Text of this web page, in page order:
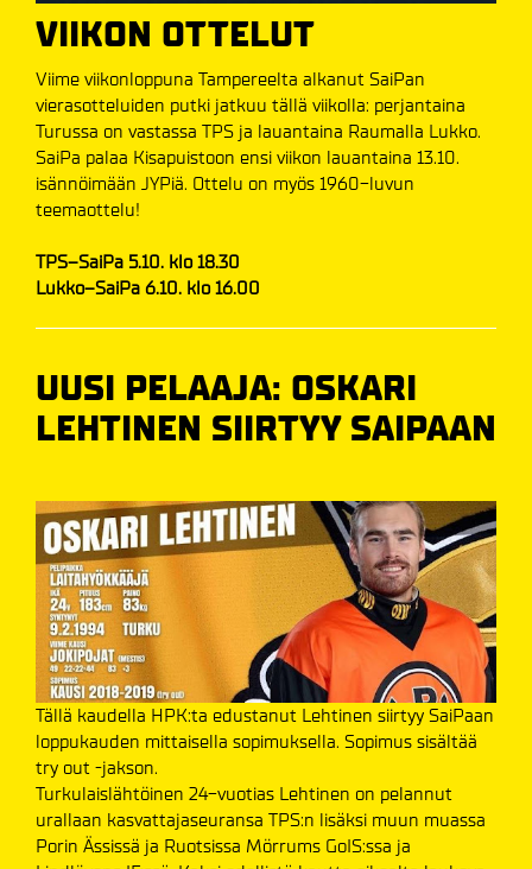
VIIKON OTTELUT
Viime viikonloppuna Tampereelta alkanut SaiPan
vierasotteluiden putki jatkuu tällä viikolla: perjantaina
Turussa on vastassa TPS ja lauantaina Raumalla Lukko.
SaiPa palaa Kisapuistoon ensi viikon lauantaina 13.10.
isännöimään JYPiä. Ottelu on myös 1960-luvun
teemaottelu!
TPS–SaiPa 5.10. klo 18.30
Lukko–SaiPa 6.10. klo 16.00
UUSI PELAAJA: OSKARI
LEHTINEN SIIRTYY SAIPAAN
Tällä kaudella HPK:ta edustanut Lehtinen siirtyy SaiPaan
loppukauden mittaisella sopimuksella. Sopimus sisältää
try out -jakson.
Turkulaislähtöinen 24-vuotias Lehtinen on pelannut
urallaan kasvattajaseuransa TPS:n lisäksi muun muassa
Porin Ässissä ja Ruotsissa Mörrums GoIS:ssa ja